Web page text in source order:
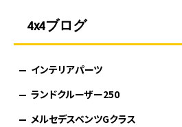
4x4ブログ
インテリアパーツ
ランドクルーザー250
メルセデスベンツGクラス